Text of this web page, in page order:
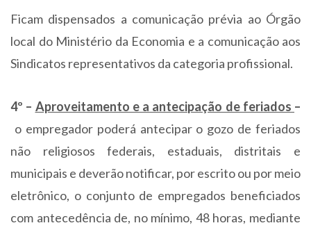
Ficam dispensados a comunicação prévia ao Órgão
local do Ministério da Economia e a comunicação aos
Sindicatos representativos da categoria profissional.
4º – Aproveitamento e a antecipação de feriados –
o empregador poderá antecipar o gozo de feriados
não religiosos federais, estaduais, distritais e
municipais e deverão notificar, por escrito ou por meio
eletrônico, o conjunto de empregados beneficiados
com antecedência de, no mínimo, 48 horas, mediante